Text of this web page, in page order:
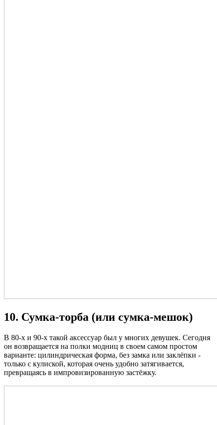
10. Сумка-торба (или сумка-мешок)
В 80-х и 90-х такой аксессуар был у многих девушек. Сегодня
он возвращается на полки модниц в своем самом простом
варианте: цилиндрическая форма, без замка или заклёпки -
только с кулиской, которая очень удобно затягивается,
превращаясь в импровизированную застёжку.